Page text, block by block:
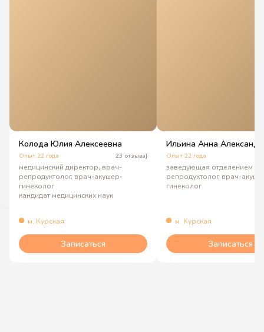
м. Курская
Колода Юлия Алексеевна
медицинский директор, врач-
репродуктолог, врач-акушер-
гинеколог
кандидат медицинских наук
Опыт 22 года 23 отзыва}
Записаться
м. Курская
Ильина Анна
заведующая отделением
репродуктолог, врач-
гинеколог
Опыт 22 года
Записаться